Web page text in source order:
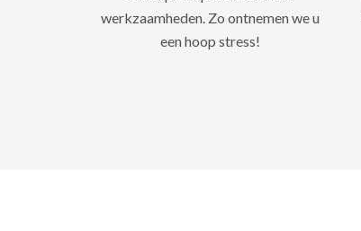
werkzaamheden. Zo ontnemen we u
een hoop stress!